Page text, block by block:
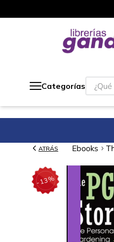
Categorías
¿Qué
ATRÁS Ebooks
-13%